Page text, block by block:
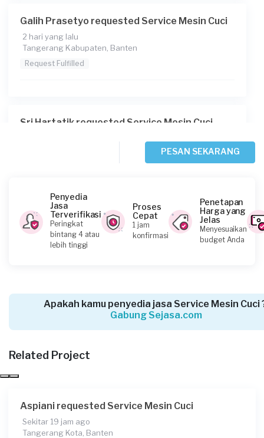
Galih Prasetyo requested Service Mesin Cuci
2 hari yang lalu
Tangerang Kabupaten, Banten
Request Fulfilled
Sri Hartatik requested Service Mesin Cuci
Irma requested Service Mesin Cuci
4 hari yang lalu
Tangerang Kabupaten, Banten
Tangerang Kabupaten, Banten
Galih requested Service Mesin Cuci
PESAN SEKARANG
Penyedia
Jasa
Terverifikasi
Peringkat
bintang 4 atau
lebih tinggi
Proses
Cepat
1 jam
konfirmasi
Penetapan
Harga yang
Jelas
Menyesuaikan
budget Anda
Apakah kamu penyedia jasa Service Mesin Cuci
Gabung Sejasa.com
Related Project
Aspiani requested Service Mesin Cuci
Sekitar 19 jam ago
Tangerang Kota, Banten